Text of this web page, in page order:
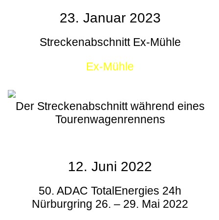
23. Januar 2023
Streckenabschnitt Ex-Mühle
Ex-Mühle
Der Streckenabschnitt während eines
Tourenwagenrennens
12. Juni 2022
50. ADAC TotalEnergies 24h
Nürburgring 26. – 29. Mai 2022